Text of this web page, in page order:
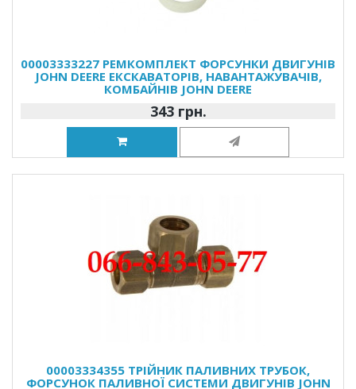
00003333227 РЕМКОМПЛЕКТ ФОРСУНКИ ДВИГУНІВ
JOHN DEERE ЕКСКАВАТОРІВ, НАВАНТАЖУВАЧІВ,
КОМБАЙНІВ JOHN DEERE
343 грн.
00003334355 ТРІЙНИК ПАЛИВНИХ ТРУБОК,
ФОРСУНОК ПАЛИВНОЇ СИСТЕМИ ДВИГУНІВ JOHN